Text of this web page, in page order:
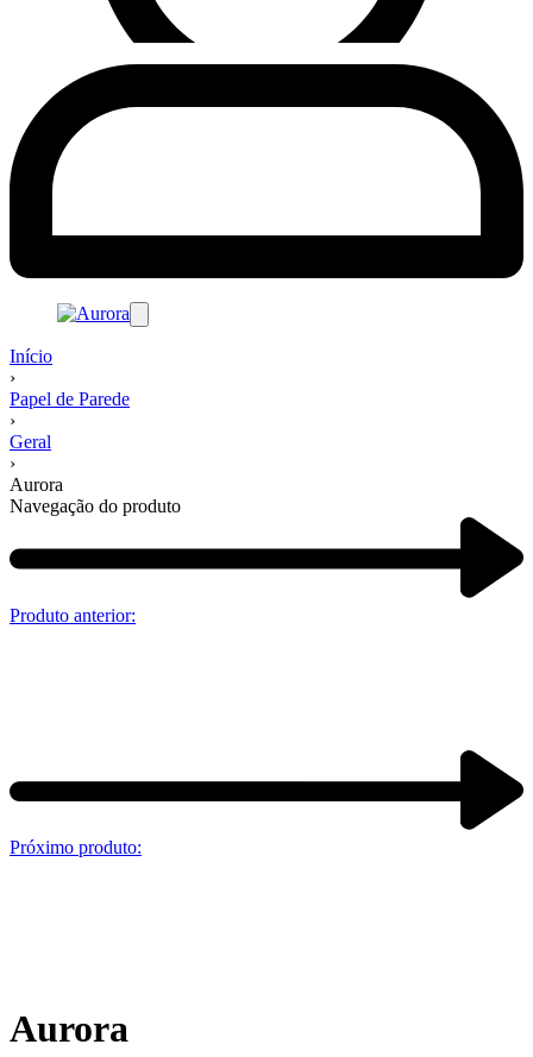
Início
›
Papel de Parede
›
Geral
›
Aurora
Navegação do produto
Produto anterior:
Próximo produto:
Aurora